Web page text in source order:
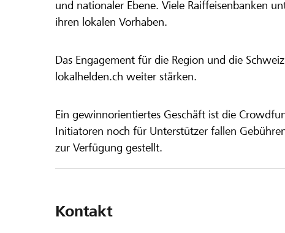
und nationaler Ebene. Viele Raiffeisenbanken
ihren lokalen Vorhaben.
Das Engagement für die Region und die
lokalhelden.ch weiter stärken.
Ein gewinnorientiertes Geschäft ist die
Initiatoren noch für Unterstützer fallen
zur Verfügung gestellt.
Kontakt